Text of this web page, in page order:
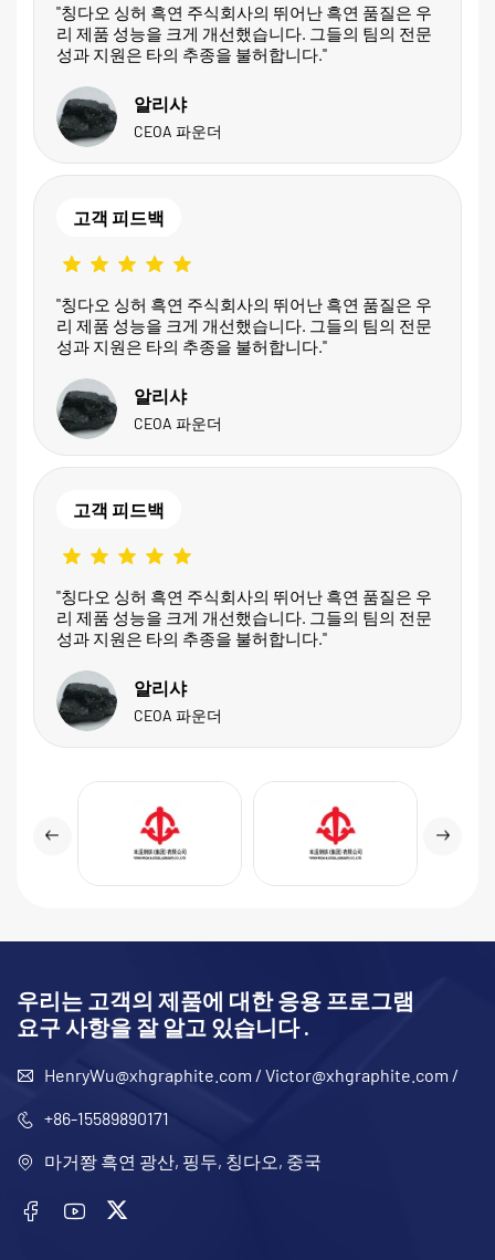
"칭다오 싱허 흑연 주식회사의 뛰어난 흑연 품질은 우
리 제품 성능을 크게 개선했습니다. 그들의 팀의 전문
성과 지원은 타의 추종을 불허합니다."
알리샤
CEOA 파운더
고객 피드백
"칭다오 싱허 흑연 주식회사의 뛰어난 흑연 품질은 우
리 제품 성능을 크게 개선했습니다. 그들의 팀의 전문
성과 지원은 타의 추종을 불허합니다."
알리샤
CEOA 파운더
고객 피드백
"칭다오 싱허 흑연 주식회사의 뛰어난 흑연 품질은 우
리 제품 성능을 크게 개선했습니다. 그들의 팀의 전문
성과 지원은 타의 추종을 불허합니다."
알리샤
CEOA 파운더
우리는 고객의 제품에 대한 응용 프로그램
요구 사항을 잘 알고 있습니다 .
HenryWu@xhgraphite.com / Victor@xhgraphite.com /
+86-15589890171
마거쫭 흑연 광산, 핑두, 칭다오, 중국